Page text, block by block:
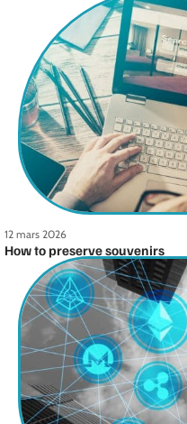
12 mars 2026
How to preserve souvenirs